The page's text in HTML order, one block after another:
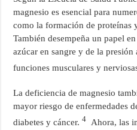
magnesio es esencial para
como la formación de proteínas
También desempeña un papel
azúcar en sangre y de la
funciones musculares y
La deficiencia de magnesio
mayor riesgo de enfermedades
diabetes y cáncer.4 Ahora, las